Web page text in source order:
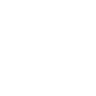
omtaler